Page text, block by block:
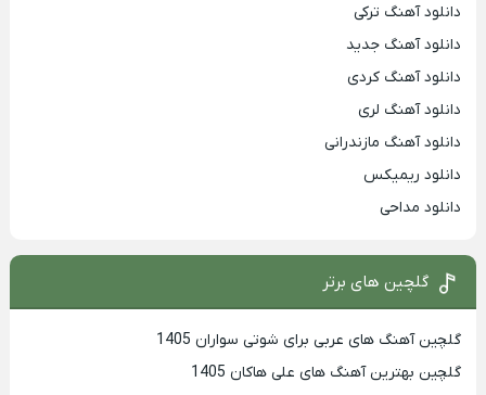
دانلود آهنگ ترکی
دانلود آهنگ جدید
دانلود آهنگ کردی
دانلود آهنگ لری
دانلود آهنگ مازندرانی
دانلود ریمیکس
دانلود مداحی
گلچین های برتر
گلچین آهنگ های عربی برای شوتی سواران 1405
گلچین بهترين آهنگ های علی هاکان 1405